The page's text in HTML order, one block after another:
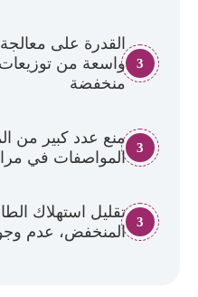
3
القدرة على
واسعة من
منخفضة
3
منع عدد كبير من
المواصفات في
3
تقليل استهلاك
المنخفض، عدم